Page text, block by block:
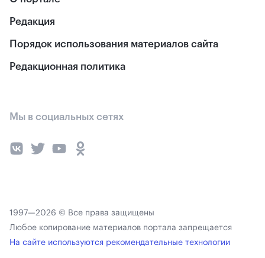
Редакция
Порядок использования материалов сайта
Редакционная политика
Мы в социальных сетях
1997—2026 © Все права защищены
Любое копирование материалов портала запрещается
На сайте используются рекомендательные технологии